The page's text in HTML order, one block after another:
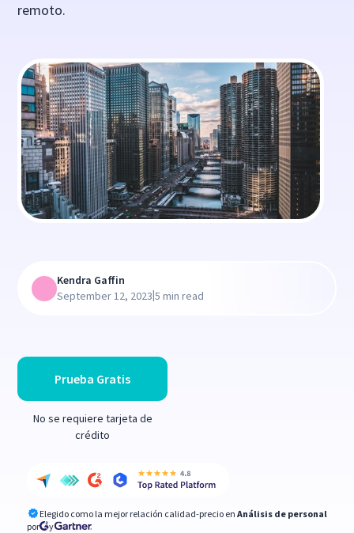
remoto.
Prueba Gratis
No se requiere tarjeta de
crédito
Elegido como la mejor relación calidad-precio en Análisis de personal
por
y
Kendra Gaffin
September 12, 2023|5 min read